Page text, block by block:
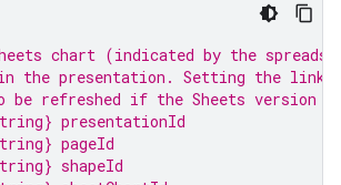
chart (indicated by the
the presentation. Setting the
refreshed if the Sheets version is
presentationId
pageId
shapeId